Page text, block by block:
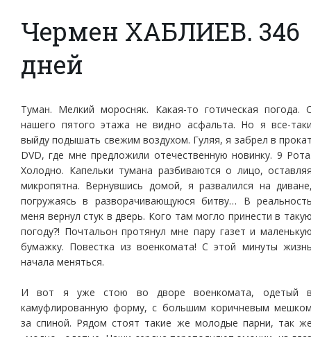
Чермен ХАБЛИЕВ. 346
дней
Туман. Мелкий моросняк. Какая-то готическая погода.
нашего пятого этажа не видно асфальта. Но я все-
выйду подышать свежим воздухом. Гуляя, я забрел в
DVD, где мне предложили отечественную новинку. 9
Холодно. Капельки тумана разбиваются о лицо,
микропятна. Вернувшись домой, я развалился на
погружаясь в разворачивающуюся битву… В
меня вернул стук в дверь. Кого там могло принести в
погоду?! Почтальон протянул мне пару газет и
бумажку. Повестка из военкомата! С этой минуты
начала меняться.
И вот я уже стою во дворе военкомата, одетый
камуфлированную форму, с большим коричневым
за спиной. Рядом стоят такие же молодые парни, так